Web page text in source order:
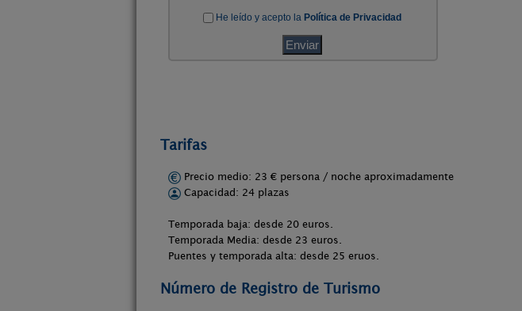
Tarifas
Precio medio: 23 € persona / noche aproximadamente
Capacidad: 24 plazas
Temporada baja: desde 20 euros.
Temporada Media: desde 23 euros.
Puentes y temporada alta: desde 25 eruos.
Número de Registro de Turismo